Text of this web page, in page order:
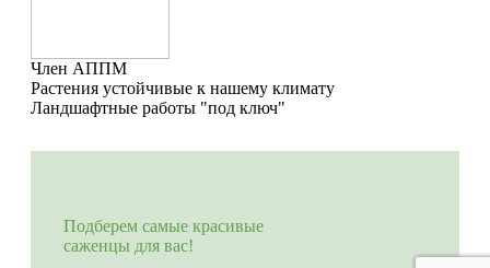
Член АППМ
Растения устойчивые к нашему климату
Ландшафтные работы "под ключ"
Подберем самые красивые
саженцы для вас!